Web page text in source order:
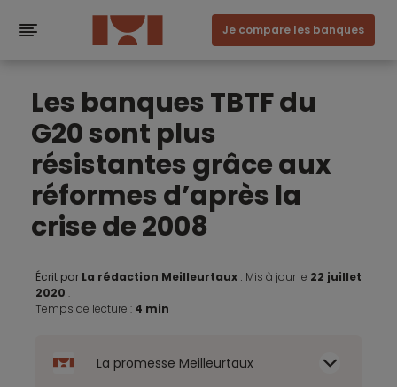
Je compare les banques
Les banques TBTF du
G20 sont plus
résistantes grâce aux
réformes d’après la
crise de 2008
Écrit par La rédaction Meilleurtaux . Mis à jour le 22 juillet
2020 .
Temps de lecture : 4 min
La promesse Meilleurtaux